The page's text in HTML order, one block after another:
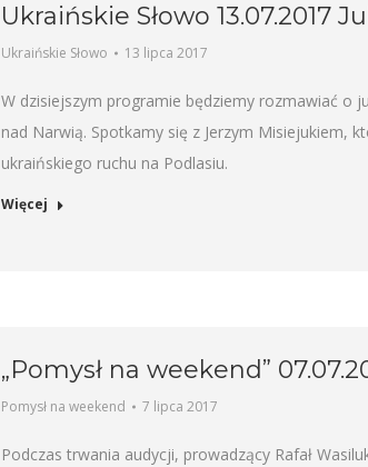
Ukraińskie Słowo 13.07.2017
Ukraińskie Słowo 13 lipca 2017
W dzisiejszym programie będziemy rozmawiać o
nad Narwią. Spotkamy się z Jerzym Misiejukiem,
ukraińskiego ruchu na Podlasiu.
Więcej
„Pomysł na weekend”
Pomysł na weekend 7 lipca 2017
Podczas trwania audycji, prowadzący Rafał